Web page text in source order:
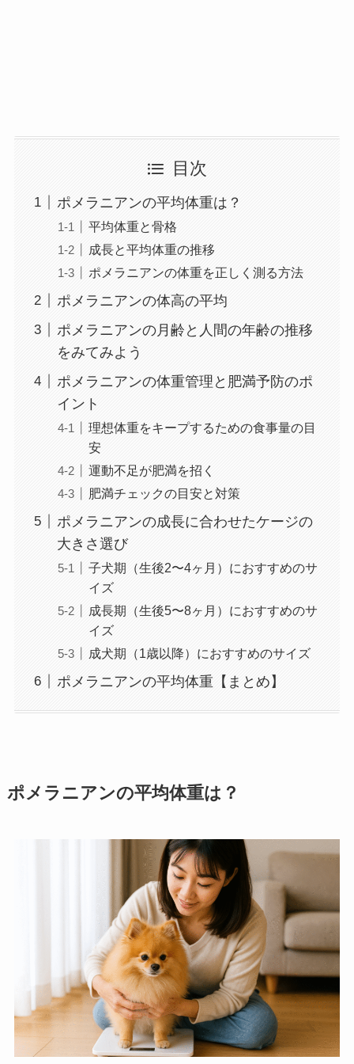
目次
ポメラニアンの平均体重は？
平均体重と骨格
成長と平均体重の推移
ポメラニアンの体重を正しく測る方法
ポメラニアンの体高の平均
ポメラニアンの月齢と人間の年齢の推移
をみてみよう
ポメラニアンの体重管理と肥満予防のポ
イント
理想体重をキープするための食事量の目
安
運動不足が肥満を招く
肥満チェックの目安と対策
ポメラニアンの成長に合わせたケージの
大きさ選び
子犬期（生後2〜4ヶ月）におすすめのサ
イズ
成長期（生後5〜8ヶ月）におすすめのサ
イズ
成犬期（1歳以降）におすすめのサイズ
ポメラニアンの平均体重【まとめ】
ポメラニアンの平均体重は？